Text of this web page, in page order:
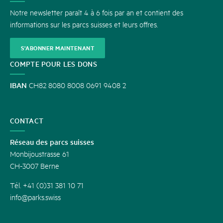
Notre newsletter paraît 4 à 6 fois par an et contient des
informations sur les parcs suisses et leurs offres.
S'ABONNER MAINTENANT
COMPTE POUR LES DONS
IBAN CH82 8080 8008 0691 9408 2
CONTACT
Réseau des parcs suisses
Monbijoustrasse 61
CH-3007 Berne
Tél. +41 (0)31 381 10 71
info@parks.swiss